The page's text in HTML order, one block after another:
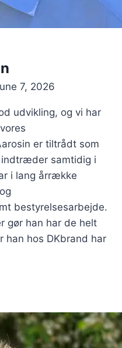
7, 2026
udvikling, og vi har
er tiltrådt som
samtidig i
i lang årrække
bestyrelsesarbejde.
gør han har de helt
han hos DKbrand har